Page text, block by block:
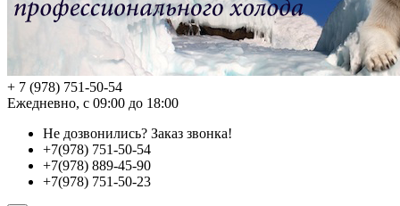
+ 7 (978) 751-50-54
Ежедневно, с 09:00 до 18:00
Не дозвонились? Заказ звонка!
+7(978) 751-50-54
+7(978) 889-45-90
+7(978) 751-50-23